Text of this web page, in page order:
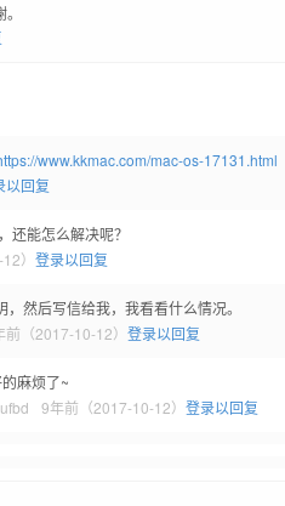
www.kkmac.com/mac-os-17131.html
以回复
还能怎么解决呢？
） 登录以回复
，然后写信给我，我看看什么情况。
前（2017-10-12） 登录以回复
麻烦了~
9年前（2017-10-12） 登录以回复